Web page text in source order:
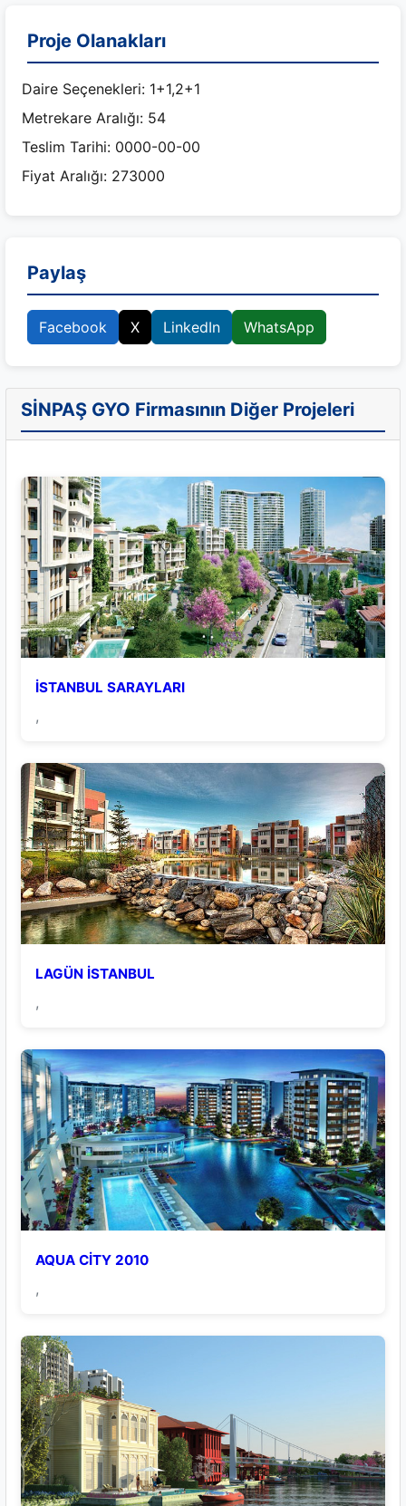
Proje Olanakları
Daire Seçenekleri: 1+1,2+1
Metrekare Aralığı: 54
Teslim Tarihi: 0000-00-00
Fiyat Aralığı: 273000
Paylaş
Facebook X LinkedIn WhatsApp
SİNPAŞ GYO Firmasının Diğer Projeleri
İSTANBUL SARAYLARI
,
LAGÜN İSTANBUL
,
AQUA CİTY 2010
,